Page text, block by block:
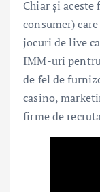
Chiar și
consumer)
jocuri de live
IMM-uri
de fel de
casino,
firme de